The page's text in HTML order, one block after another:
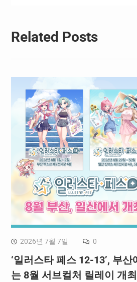
Related Posts
2026년 7월 7일 0
‘일러스타 페스 12-13’, 부
는 8월 서브컬처 릴레이 개최